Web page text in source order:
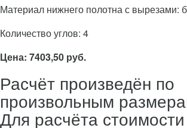
Материал нижнего полотна с вырезами:
Количество углов: 4
Цена: 7403,50 руб.
Расчёт произведён по
произвольным
Для расчёта